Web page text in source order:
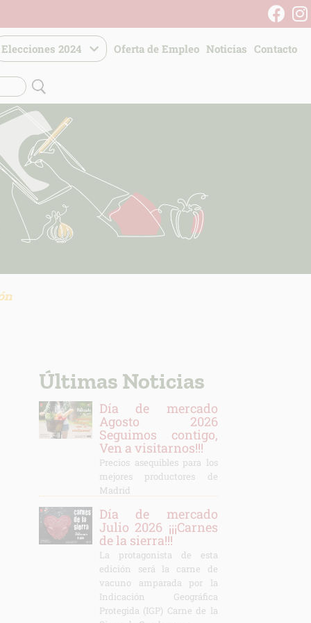
Elecciones 2024 Oferta de Empleo Noticias Contacto
Últimas Noticias
Día de mercado
Agosto 2026
Seguimos contigo,
Ven a visitarnos!!!
Precios asequibles para los
mejores productores de
Madrid
Día de mercado
Julio 2026 ¡¡¡Carnes
de la sierra!!!
La protagonista de esta
edición será la carne de
vacuno amparada por la
Indicación Geográfica
Protegida (IGP) Carne de la